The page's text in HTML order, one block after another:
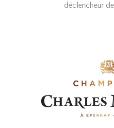
déclencheur